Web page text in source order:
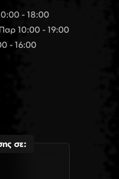
- 18:00
10:00 - 19:00
- 16:00
σε: